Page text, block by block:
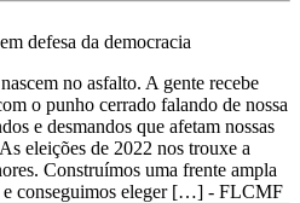
defesa da democracia
no asfalto. A gente recebe
o punho cerrado falando de nossa
e desmandos que afetam nossas
eleições de 2022 nos trouxe a
Construímos uma frente ampla
e conseguimos eleger […] - FLCMF